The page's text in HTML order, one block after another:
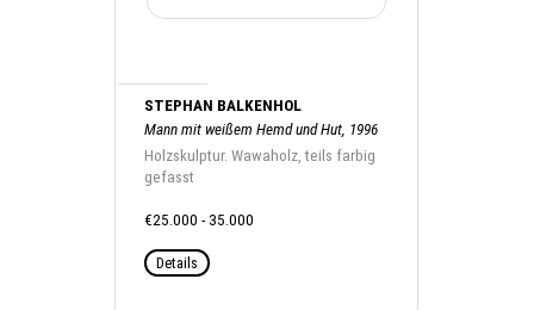
STEPHAN BALKENHOL
Mann mit weißem Hemd und Hut, 1996
Holzskulptur. Wawaholz, teils farbig
gefasst
€25.000 - 35.000
Details